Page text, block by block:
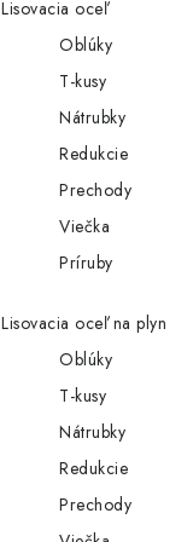
Lisovacia oceľ
Oblúky
T-kusy
Nátrubky
Redukcie
Prechody
Viečka
Príruby
Lisovacia oceľ na plyn
Oblúky
T-kusy
Nátrubky
Redukcie
Prechody